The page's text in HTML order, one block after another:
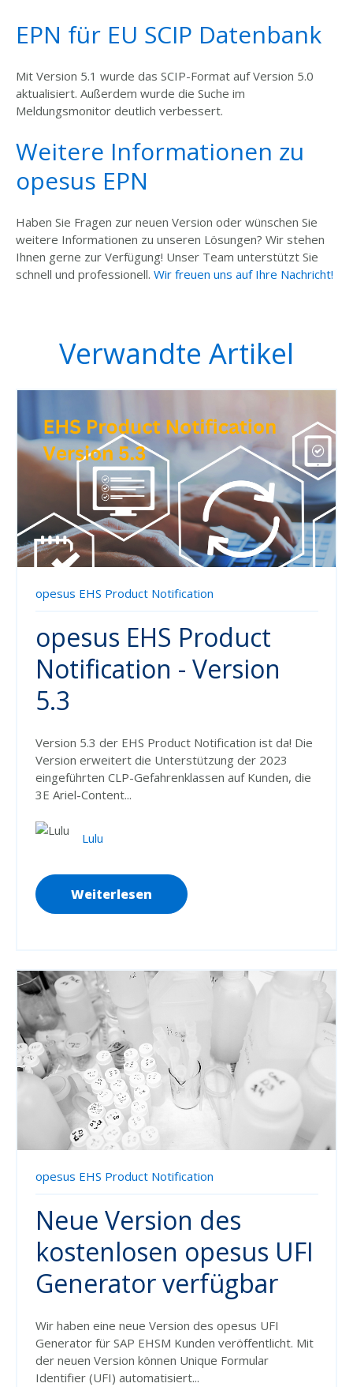
EPN für EU SCIP Datenbank
Mit Version 5.1 wurde das SCIP-Format auf Version 5.0
aktualisiert. Außerdem wurde die Suche im
Meldungsmonitor deutlich verbessert.
Weitere Informationen zu
opesus EPN
Haben Sie Fragen zur neuen Version oder wünschen Sie
weitere Informationen zu unseren Lösungen? Wir stehen
Ihnen gerne zur Verfügung! Unser Team unterstützt Sie
schnell und professionell. Wir freuen uns auf Ihre Nachricht!
Verwandte Artikel
opesus EHS Product Notification
opesus EHS Product
Notification - Version
5.3
Version 5.3 der EHS Product Notification ist da! Die
Version erweitert die Unterstützung der 2023
eingeführten CLP-Gefahrenklassen auf Kunden, die
3E Ariel-Content...
Lulu
Weiterlesen
opesus EHS Product Notification
Neue Version des
kostenlosen opesus UFI
Generator verfügbar
Wir haben eine neue Version des opesus UFI
Generator für SAP EHSM Kunden veröffentlicht. Mit
der neuen Version können Unique Formular
Identifier (UFI) automatisiert...